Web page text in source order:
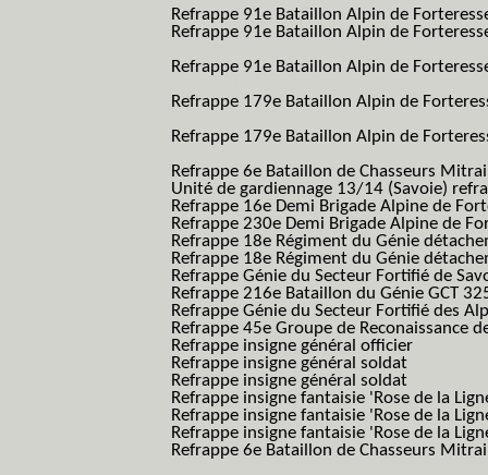
Refrappe 91e Bataillon Alpin de
Refrappe 91e Bataillon Alpin de
Refrappe 91e Bataillon Alpin de
Refrappe 179e Bataillon Alpin de
Refrappe 179e Bataillon Alpin de
Refrappe 6e Bataillon de Chasseurs
Unité de gardiennage 13/14 (Savoie)
Refrappe 16e Demi Brigade Alpine de
Refrappe 230e Demi Brigade Alpine de
Refrappe 18e Régiment du Génie
Refrappe 18e Régiment du Génie
Refrappe Génie du Secteur Fortifié de
Refrappe 216e Bataillon du Génie GCT
Refrappe Génie du Secteur Fortifié des
Refrappe 45e Groupe de Reconaissance
Refrappe insigne général officier
Refrappe insigne général soldat
Refrappe insigne général soldat
Refrappe insigne fantaisie 'Rose de la
Refrappe insigne fantaisie 'Rose de la
Refrappe insigne fantaisie 'Rose de la
Refrappe 6e Bataillon de Chasseurs